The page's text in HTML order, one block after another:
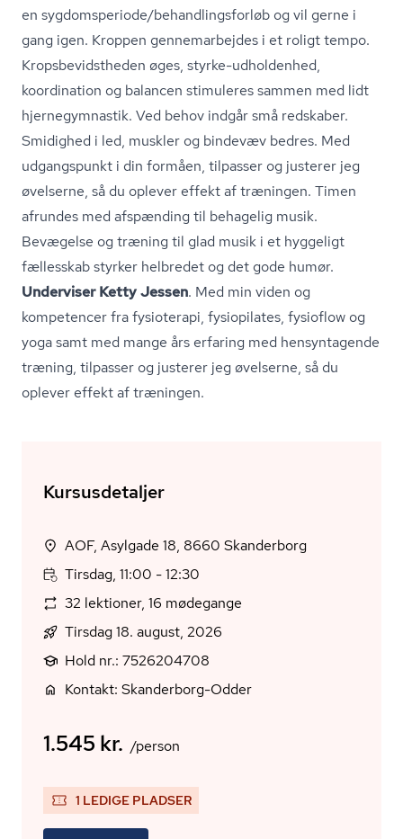
en sygdomsperiode/be­hand­lings­for­løb og vil gerne i
gang igen. Kroppen gennemarbejdes i et roligt tempo.
Kro­ps­be­vidst­he­den øges, styrke-udholdenhed,
koordination og balancen stimuleres sammen med lidt
hjer­ne­gym­na­stik. Ved behov indgår små redskaber.
Smidighed i led, muskler og bindevæv bedres. Med
udgangspunkt i din formåen, tilpasser og justerer jeg
øvelserne, så du oplever effekt af træningen. Timen
afrundes med afspænding til behagelig musik.
Bevægelse og træning til glad musik i et hyggeligt
fællesskab styrker helbredet og det gode humør.
Underviser Ketty Jessen. Med min viden og
kompetencer fra fysioterapi, fysiopilates, fysioflow og
yoga samt med mange års erfaring med hensyntagende
træning, tilpasser og justerer jeg øvelserne, så du
oplever effekt af træningen.
Kursusdetaljer
AOF, Asylgade 18, 8660 Skanderborg
Tirsdag, 11:00 - 12:30
32 lektioner, 16 mødegange
Tirsdag 18. august, 2026
Hold nr.: 7526204708
Kontakt: Skanderborg-Odder
1.545 kr. /person
1 LEDIGE PLADSER